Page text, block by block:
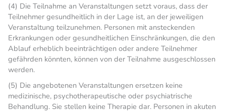
(4) Die Teilnahme an Veranstaltungen setzt voraus, dass der
Teilnehmer gesundheitlich in der Lage ist, an der jeweiligen
Veranstaltung teilzunehmen. Personen mit ansteckenden
Erkrankungen oder gesundheitlichen Einschränkungen, die den
Ablauf erheblich beeinträchtigen oder andere Teilnehmer
gefährden könnten, können von der Teilnahme ausgeschlossen
werden.
(5) Die angebotenen Veranstaltungen ersetzen keine
medizinische, psychotherapeutische oder psychiatrische
Behandlung. Sie stellen keine Therapie dar. Personen in akuten